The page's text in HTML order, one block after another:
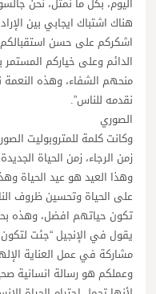
اليوم، بكل ما نمثل، نحن
هناك اشتباك ايجابي بين
اشكركم على حسن
الدائم وعلى خياركم
منحهم الشفاء، وهذه
نقدمه للناس”.
الصوري
وكانت كلمة للمتروبوليت
زمن الرجاء، زمن الحياة
وهذا العيد هو عيد
على الحياة وتحسين ظروف
تكون حياتهم افضل، وهذه
يقول في الإنجيل “جئت
مشاركة في عمل العناية
وعملكم هو رسالة انسانية